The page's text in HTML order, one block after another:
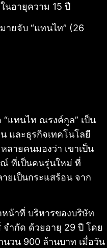
นอายุความ 15 ปี
ยจับ “แทนไท” (26
แทนไท ณรงค์กูล” เป็น
และธุรกิจเทคโนโลยี
ลายคนมองว่า เขาเป็น
ที่เป็นคนรุ่นใหม่ ที่
ยเป็นกระแสร้อน จาก
น้าที่ บริหารของบริษัท
ำกัด ด้วยอายุ 29 ปี โดย
วน 900 ล้านบาท เมื่อวัน